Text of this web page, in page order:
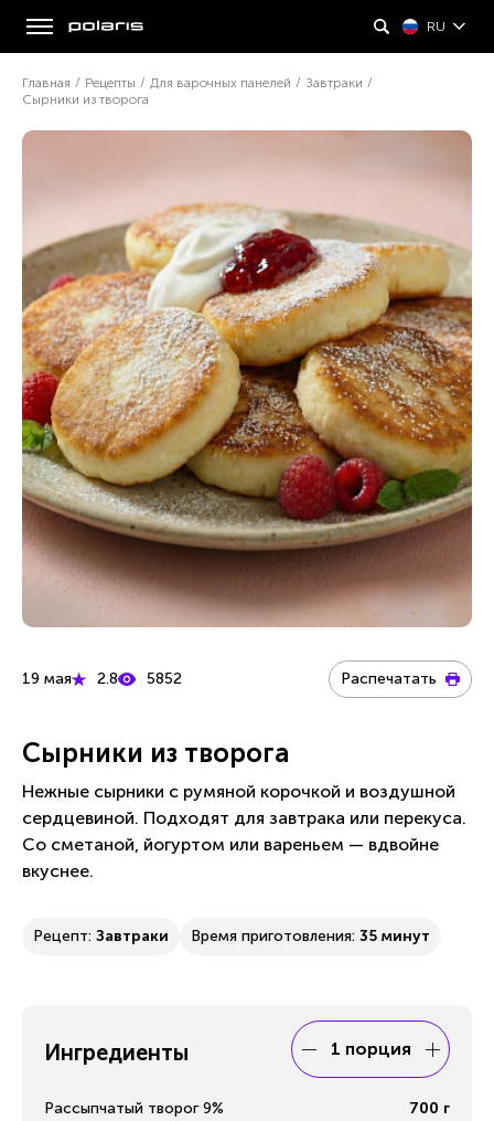
RU
Главная / Рецепты / Для варочных панелей / Завтраки /
Сырники из творога
19 мая 2.8 5852 Распечатать
Сырники из творога
Нежные сырники с румяной корочкой и воздушной
сердцевиной. Подходят для завтрака или перекуса.
Со сметаной, йогуртом или вареньем — вдвойне
вкуснее.
Рецепт: Завтраки Время приготовления: 35 минут
Ингредиенты 1 порция
Рассыпчатый творог 9% 700 г